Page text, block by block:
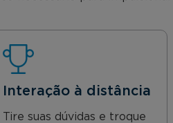
Interação à distância
Tire suas dúvidas e troque